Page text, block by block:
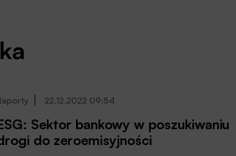
22.12.2022 09:54
Sektor bankowy w poszukiwaniu
do zeroemisyjności